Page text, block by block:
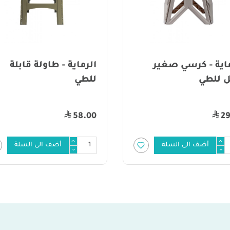
- كرسي صغير
للطي
أضف الى السلة
الرماية - طاولة قابلة
للطي
58.00
أضف الى السلة